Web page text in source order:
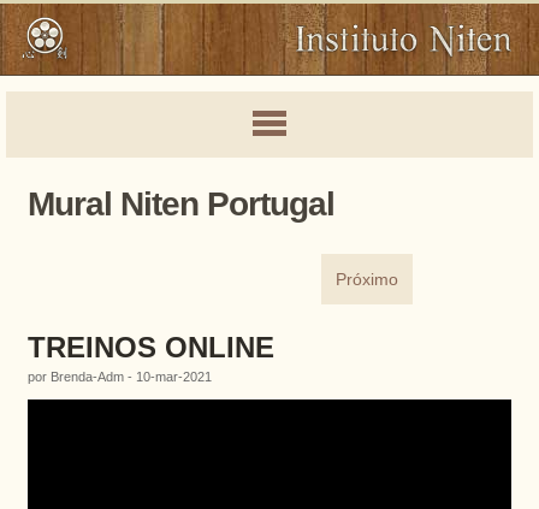
Mural Niten Portugal
Próximo
TREINOS ONLINE
por Brenda-Adm - 10-mar-2021